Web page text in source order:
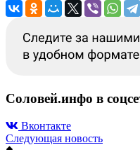
Соловей.инфо в
Вконтакте
Следующая новость